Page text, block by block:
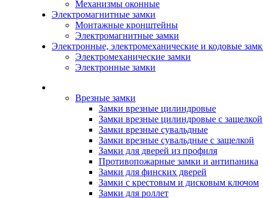
Механизмы оконные
Электромагнитные замки
Монтажные кронштейны
Электромагнитные замки
Электронные, электромеханические и кодовые
Электромеханические замки
Электронные замки
Врезные замки
Замки врезные цилиндровые
Замки врезные цилиндровые с защелкой
Замки врезные сувальдные
Замки врезные сувальдные с защелкой
Замки для дверей из профиля
Противопожарные замки и антипаника
Замки для финских дверей
Замки с крестовым и дисковым ключом
Замки для роллет